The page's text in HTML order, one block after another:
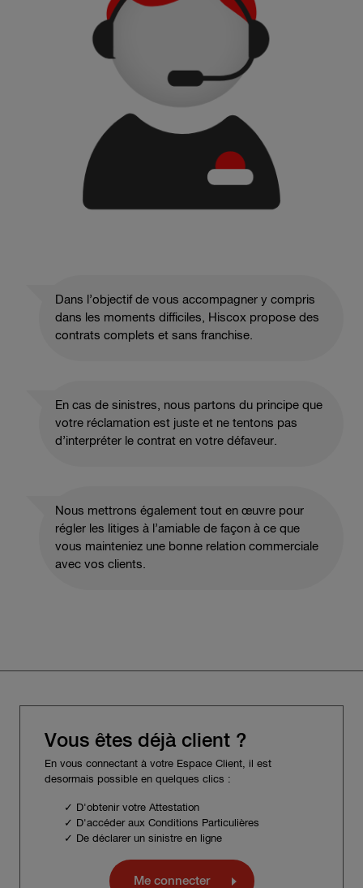
Dans l’objectif de vous accompagner y compris
dans les moments difficiles, Hiscox propose des
contrats complets et sans franchise.
En cas de sinistres, nous partons du principe que
votre réclamation est juste et ne tentons pas
d’interpréter le contrat en votre défaveur.
Nous mettrons également tout en œuvre pour
régler les litiges à l’amiable de façon à ce que
vous mainteniez une bonne relation commerciale
avec vos clients.
Vous êtes déjà client ?
En vous connectant à votre Espace Client, il est
desormais possible en quelques clics :
✓ D'obtenir votre Attestation
✓ D'accéder aux Conditions Particulières
✓ De déclarer un sinistre en ligne
Me connecter